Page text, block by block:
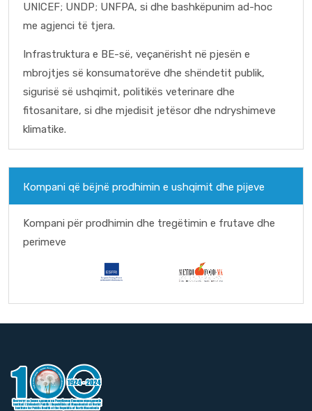
UNICEF; UNDP; UNFPA, si dhe bashkëpunim ad-hoc
me agjenci të tjera.
Infrastruktura e BE-së, veçanërisht në pjesën e
mbrojtjes së konsumatorëve dhe shëndetit publik,
sigurisë së ushqimit, politikës veterinare dhe
fitosanitare, si dhe mjedisit jetësor dhe ndryshimeve
klimatike.
Коmpani që bëjnë prodhimin e ushqimit dhe pijeve
Kompani për prodhimin dhe tregëtimin e frutave dhe
perimeve